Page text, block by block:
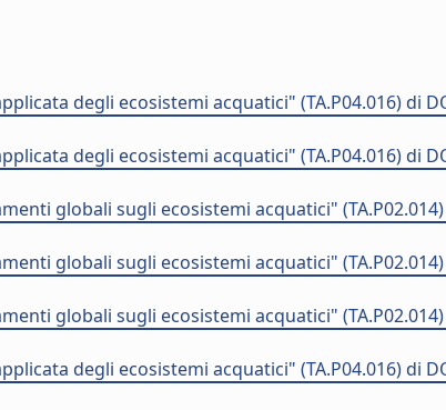
degli ecosistemi acquatici" (TA.P04.016) di
degli ecosistemi acquatici" (TA.P04.016) di
globali sugli ecosistemi acquatici" (TA.P02.014)
globali sugli ecosistemi acquatici" (TA.P02.014)
globali sugli ecosistemi acquatici" (TA.P02.014)
degli ecosistemi acquatici" (TA.P04.016) di